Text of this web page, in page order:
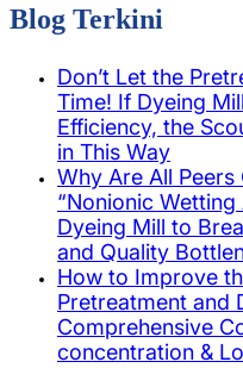
Blog Terkini
Don’t Let the
Time! If Dyeing
Efficiency, the
in This Way
Why Are All
“Nonionic
Dyeing Mill to
and Quality
How to Improve
Pretreatment and
Comprehensive
concentration &